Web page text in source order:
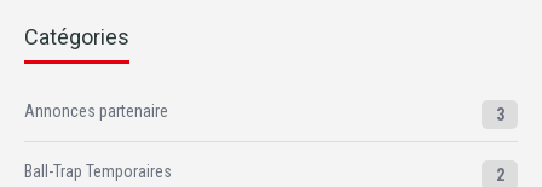
Catégories
Annonces partenaire 3
Ball-Trap Temporaires 2